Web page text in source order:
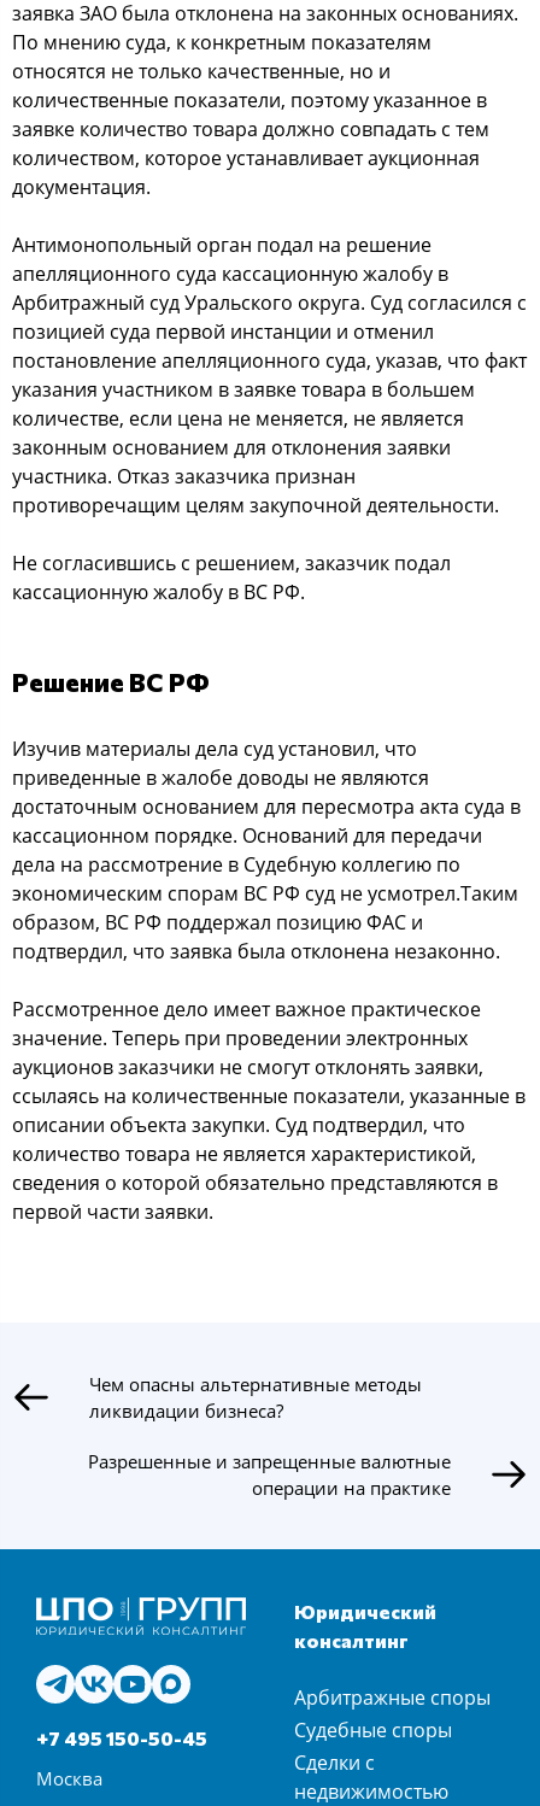
заявка ЗАО была отклонена на законных основаниях.
По мнению суда, к конкретным показателям
относятся не только качественные, но и
количественные показатели, поэтому указанное в
заявке количество товара должно совпадать с тем
количеством, которое устанавливает аукционная
документация.
Антимонопольный орган подал на решение
апелляционного суда кассационную жалобу в
Арбитражный суд Уральского округа. Суд согласился с
позицией суда первой инстанции и отменил
постановление апелляционного суда, указав, что факт
указания участником в заявке товара в большем
количестве, если цена не меняется, не является
законным основанием для отклонения заявки
участника. Отказ заказчика признан
противоречащим целям закупочной деятельности.
Не согласившись с решением, заказчик подал
кассационную жалобу в ВС РФ.
Решение ВС РФ
Изучив материалы дела суд установил, что
приведенные в жалобе доводы не являются
достаточным основанием для пересмотра акта суда в
кассационном порядке. Оснований для передачи
дела на рассмотрение в Судебную коллегию по
экономическим спорам ВС РФ суд не усмотрел.Таким
образом, ВС РФ поддержал позицию ФАС и
подтвердил, что заявка была отклонена незаконно.
Рассмотренное дело имеет важное практическое
значение. Теперь при проведении электронных
аукционов заказчики не смогут отклонять заявки,
ссылаясь на количественные показатели, указанные в
описании объекта закупки. Суд подтвердил, что
количество товара не является характеристикой,
сведения о которой обязательно представляются в
первой части заявки.
Чем опасны альтернативные методы
ликвидации бизнеса?
Разрешенные и запрещенные валютные
операции на практике
+7 495 150-50-45
Москва
Юридический
консалтинг
Арбитражные споры
Судебные споры
Сделки с
недвижимостью